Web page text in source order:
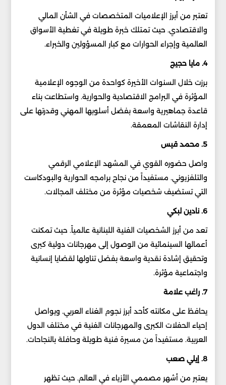
تعتبر من أبرز الإعلاميات المتخصصات في الشأن المالي
والاقتصادي. حيث تمتلك خبرة طويلة في تغطية الأسواق
العالمية وإجراء الحوارات مع كبار المسؤولين والخبراء.
4. مايا حجيج
برزت خلال السنوات الأخيرة كواحدة من الوجوه الإعلامية
المؤثرة في البرامج الاقتصادية والحوارية. واستطاعت بناء
قاعدة جماهيرية واسعة بفضل أسلوبها المهني وقدرتها على
إدارة النقاشات المعمقة.
5. محمد قيس
واصل حضوره القوي في المشهد الإعلامي الرقمي
والتلفزيوني. مستفيداً من نجاح برامجه الحوارية والبودكاست
التي تستضيف شخصيات مؤثرة من مختلف المجالات.
6. نادين لبكي
تعد من أبرز الشخصيات الفنية اللبنانية عالمياً. حيث تمكنت
أعمالها السينمائية من الوصول إلى مهرجانات دولية كبرى
وتحقيق إشادة نقدية واسعة بفضل تناولها لقضايا إنسانية
واجتماعية مؤثرة.
7. راغب علامة
يحافظ على مكانته كأحد أبرز نجوم الغناء العربي. ويواصل
إحياء الحفلات الكبرى والمهرجانات الفنية في مختلف الدول
العربية. مستفيداً من مسيرة فنية طويلة وحافلة بالنجاحات.
8. إيلي صعب
يعتبر من أشهر مصممي الأزياء في العالم. حيث تظهر